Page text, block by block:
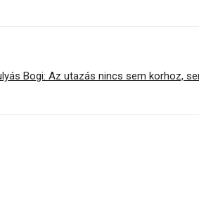
Bogi: Az utazás nincs sem korhoz,